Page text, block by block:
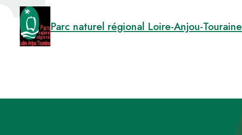
Parc naturel régional Loire-Anjou-Touraine